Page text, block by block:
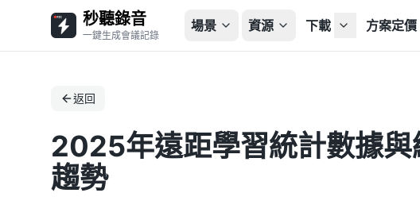
秒聽錄音
一鍵生成會議記錄
場景 資源 下載 方案定價
返回
2025年遠距學習統計數據與
趨勢